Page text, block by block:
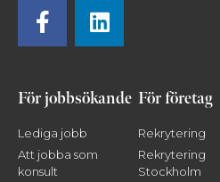
För jobbsökande
Lediga jobb
Att jobba som
konsult
För företag
Rekrytering
Rekrytering
Stockholm